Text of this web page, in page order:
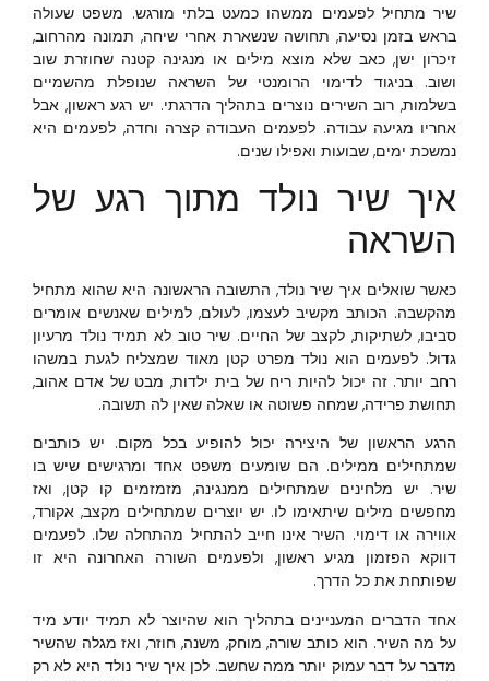
שיר מתחיל לפעמים ממשהו כמעט בלתי מורגש. משפט שעולה
בראש בזמן נסיעה, תחושה שנשארת אחרי שיחה, תמונה מהרחוב,
זיכרון ישן, כאב שלא מוצא מילים או מנגינה קטנה שחוזרת שוב
ושוב. בניגוד לדימוי הרומנטי של השראה שנופלת מהשמיים
בשלמות, רוב השירים נוצרים בתהליך הדרגתי. יש רגע ראשון, אבל
אחריו מגיעה עבודה. לפעמים העבודה קצרה וחדה, לפעמים היא
נמשכת ימים, שבועות ואפילו שנים.
איך שיר נולד מתוך רגע של
השראה
כאשר שואלים איך שיר נולד, התשובה הראשונה היא שהוא מתחיל
מהקשבה. הכותב מקשיב לעצמו, לעולם, למילים שאנשים אומרים
סביבו, לשתיקות, לקצב של החיים. שיר טוב לא תמיד נולד מרעיון
גדול. לפעמים הוא נולד מפרט קטן מאוד שמצליח לגעת במשהו
רחב יותר. זה יכול להיות ריח של בית ילדות, מבט של אדם אהוב,
תחושת פרידה, שמחה פשוטה או שאלה שאין לה תשובה.
הרגע הראשון של היצירה יכול להופיע בכל מקום. יש כותבים
שמתחילים ממילים. הם שומעים משפט אחד ומרגישים שיש בו
שיר. יש מלחינים שמתחילים ממנגינה, מזמזמים קו קטן, ואז
מחפשים מילים שיתאימו לו. יש יוצרים שמתחילים מקצב, אקורד,
אווירה או דימוי. השיר אינו חייב להתחיל מהתחלה שלו. לפעמים
דווקא הפזמון מגיע ראשון, ולפעמים השורה האחרונה היא זו
שפותחת את כל הדרך.
אחד הדברים המעניינים בתהליך הוא שהיוצר לא תמיד יודע מיד
על מה השיר. הוא כותב שורה, מוחק, משנה, חוזר, ואז מגלה שהשיר
מדבר על דבר עמוק יותר ממה שחשב. לכן איך שיר נולד היא לא רק